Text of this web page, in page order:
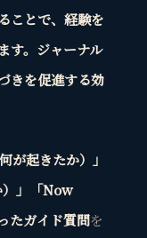
ことで、経験を
。 ジャーナル
きを促進する効
が起きたか）」
）」「Now
たガイド質問を